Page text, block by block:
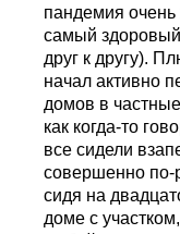
пандемия очень
самый здоровый
друг к другу).
начал активно
домов в
как когда-то
все сидели
совершенно по-
сидя на
доме с